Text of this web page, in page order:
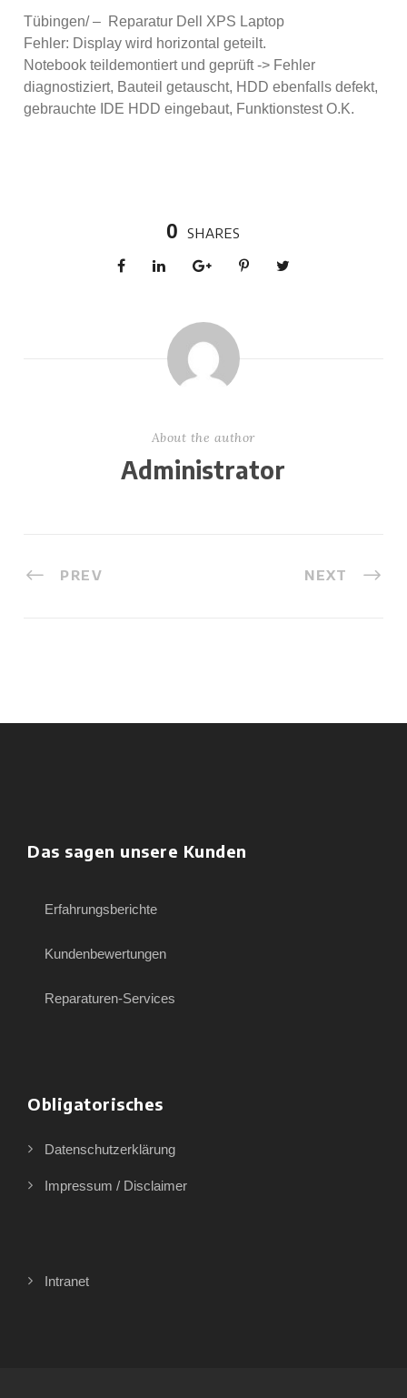
Tübingen/ – Reparatur Dell XPS Laptop
Fehler: Display wird horizontal geteilt.
Notebook teildemontiert und geprüft -> Fehler
diagnostiziert, Bauteil getauscht, HDD ebenfalls defekt,
gebrauchte IDE HDD eingebaut, Funktionstest O.K.
0 SHARES
About the author
Administrator
PREV NEXT
Das sagen unsere Kunden
Erfahrungsberichte
Kundenbewertungen
Reparaturen-Services
Obligatorisches
Datenschutzerklärung
Impressum / Disclaimer
Intranet